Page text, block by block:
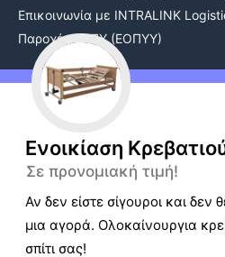
Καλωσήρθατε- Πολιτική
Ενοικίαση
Σε προνομιακή τιμή!
Αν δεν είστε σίγουροι και δεν
μια αγορά. Ολοκαίνουργια
σπίτι σας!
Επικοινωνία με INTRALINK
Παροχές ΕΚΠΥ (ΕΟΠΥΥ)
Ενοικίαση Εξοπλισμού
Αναπηρικό Αμαξίδιο Ενοικίαση
Αερόστρωμα Κατακλίσεων
Γερανάκι Άνυψωσης Ασθενών
Νοσοκομειακά κρεβάτια ενοικίαση